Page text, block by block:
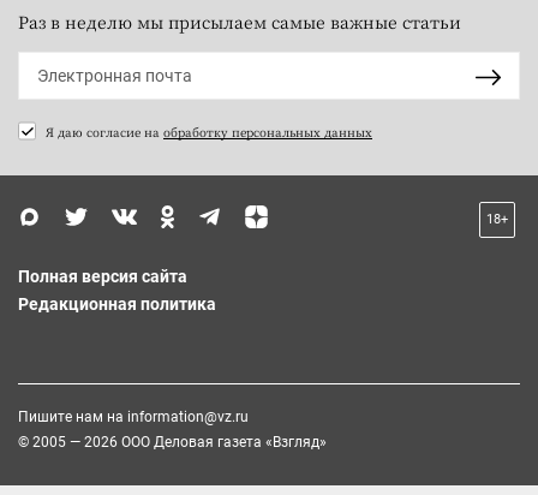
Раз в неделю мы присылаем самые важные статьи
Я даю согласие на обработку персональных данных
18+
Полная версия сайта
Редакционная политика
Пишите нам на information@vz.ru
© 2005 — 2026 ООО Деловая газета «Взгляд»